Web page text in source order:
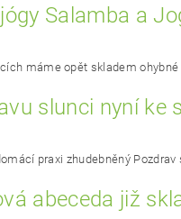
Salamba a
máme opět skladem
slunci nyní ke
praxi zhudebněný Pozdrav
abeceda již